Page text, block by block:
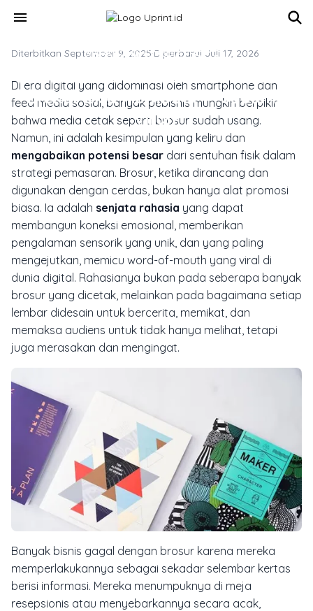
menu
MARKETING & MEDIA PROMOSI
Rahasia Di Balik Brosur Cetak
Efektif Bisa Membuat Produkmu
Viral?
Diterbitkan September 9, 2025·Diperbarui Juli 17, 2026
Di era digital yang didominasi oleh smartphone dan
feed media sosial, banyak pebisnis mungkin berpikir
bahwa media cetak seperti brosur sudah usang.
Namun, ini adalah kesimpulan yang keliru dan
mengabaikan potensi besar dari sentuhan fisik dalam
strategi pemasaran. Brosur, ketika dirancang dan
digunakan dengan cerdas, bukan hanya alat promosi
biasa. Ia adalah senjata rahasia yang dapat
membangun koneksi emosional, memberikan
pengalaman sensorik yang unik, dan yang paling
mengejutkan, memicu word-of-mouth yang viral di
dunia digital. Rahasianya bukan pada seberapa banyak
brosur yang dicetak, melainkan pada bagaimana setiap
lembar didesain untuk bercerita, memikat, dan
memaksa audiens untuk tidak hanya melihat, tetapi
juga merasakan dan mengingat.
Banyak bisnis gagal dengan brosur karena mereka
memperlakukannya sebagai sekadar selembar kertas
berisi informasi. Mereka menumpuknya di meja
resepsionis atau menyebarkannya secara acak,